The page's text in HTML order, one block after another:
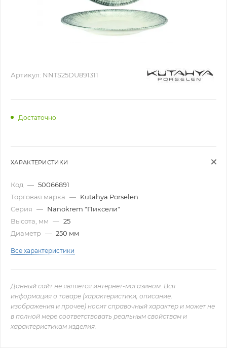
Артикул: NNTS25DU891311
Достаточно
ХАРАКТЕРИСТИКИ
Код — 50066891
Торговая марка — Kutahya Porselen
Серия — Nanokrem "Пиксели"
Высота, мм — 25
Диаметр — 250 мм
Все характеристики
Данный сайт не является интернет-магазином. Вся
информация о товаре (характеристики, описание,
изображения и прочее) носит справочный характер и может не
в полной мере соответствовать реальным свойствам и
характеристикам изделия.